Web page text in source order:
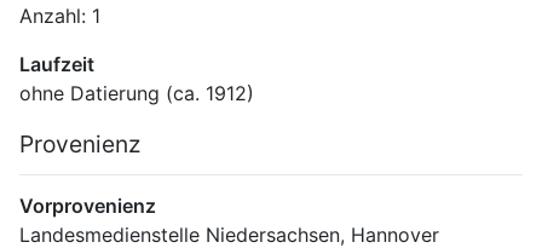
Anzahl: 1
Laufzeit
ohne Datierung (ca. 1912)
Provenienz
Vorprovenienz
Landesmedienstelle Niedersachsen, Hannover